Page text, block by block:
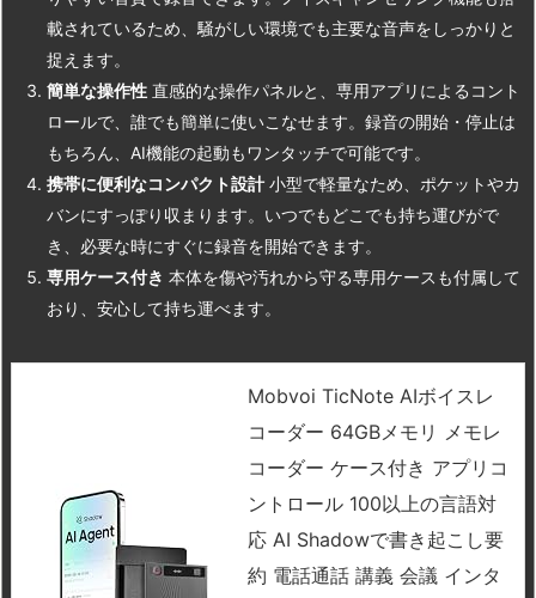
載されているため、騒がしい環境でも主要な音声をしっかりと
捉えます。
簡単な操作性 直感的な操作パネルと、専用アプリによるコント
ロールで、誰でも簡単に使いこなせます。録音の開始・停止は
もちろん、AI機能の起動もワンタッチで可能です。
携帯に便利なコンパクト設計 小型で軽量なため、ポケットやカ
バンにすっぽり収まります。いつでもどこでも持ち運びがで
き、必要な時にすぐに録音を開始できます。
専用ケース付き 本体を傷や汚れから守る専用ケースも付属して
おり、安心して持ち運べます。
Mobvoi TicNote AIボイスレ
コーダー 64GBメモリ メモレ
コーダー ケース付き アプリコ
ントロール 100以上の言語対
応 AI Shadowで書き起こし要
約 電話通話 講義 会議 インタ